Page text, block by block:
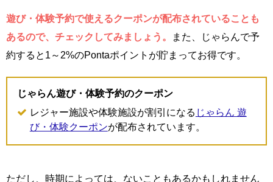
遊び・体験予約で使えるクーポンが配布されていることも
あるので、チェックしてみましょう。
また、じゃらんで予
約すると1～2%のPontaポイントが貯まってお得です。
じゃらん遊び・体験予約のクーポン
レジャー施設や体験施設が割引になる じゃらん 遊
び・体験クーポンが配布されています。
ただし、時期によっては、ないこともあるかもしれません